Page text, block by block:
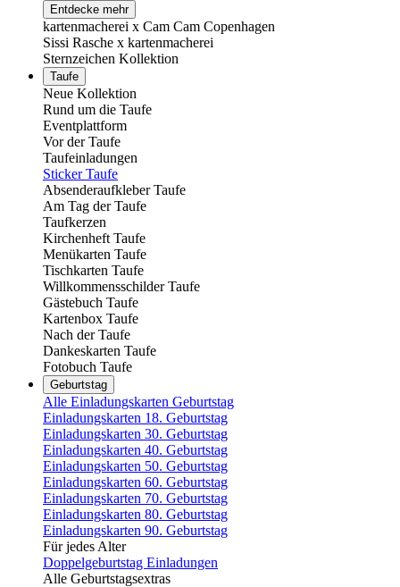
Entdecke mehr
kartenmacherei x Cam Cam Copenhagen
Sissi Rasche x kartenmacherei
Sternzeichen Kollektion
Taufe
Neue Kollektion
Rund um die Taufe
Eventplattform
Vor der Taufe
Taufeinladungen
Sticker Taufe
Absenderaufkleber Taufe
Am Tag der Taufe
Taufkerzen
Kirchenheft Taufe
Menükarten Taufe
Tischkarten Taufe
Willkommensschilder Taufe
Gästebuch Taufe
Kartenbox Taufe
Nach der Taufe
Dankeskarten Taufe
Fotobuch Taufe
Geburtstag
Alle Einladungskarten Geburtstag
Einladungskarten 18. Geburtstag
Einladungskarten 30. Geburtstag
Einladungskarten 40. Geburtstag
Einladungskarten 50. Geburtstag
Einladungskarten 60. Geburtstag
Einladungskarten 70. Geburtstag
Einladungskarten 80. Geburtstag
Einladungskarten 90. Geburtstag
Für jedes Alter
Doppelgeburtstag Einladungen
Alle Geburtstagsextras